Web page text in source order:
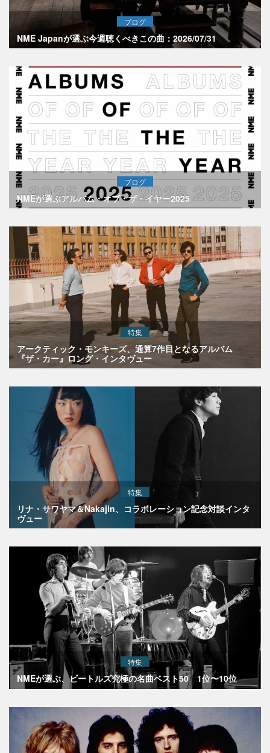
ブログ
NME Japanが選ぶ今週聴くべきこの曲：2026/07/31
ブログ
NMEが選ぶアルバム・オブ・ザ・イヤー2025
特集
アークティック・モンキーズ、通算7作目となるアルバム
『ザ・カー』ロング・インタヴュー
特集
リナ・サワヤマ＆Nakajin、コラボレーション記念対談インタ
ヴュー
特集
NMEが選ぶ、ビートルズ究極の名曲ベスト50 1位〜10位